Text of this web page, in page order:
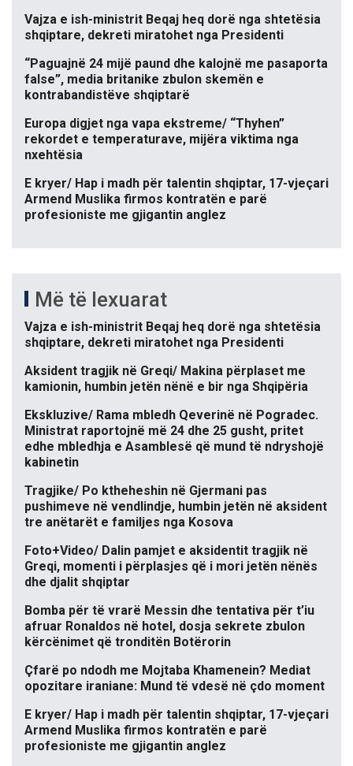
Vajza e ish-ministrit Beqaj heq dorë nga shtetësia
shqiptare, dekreti miratohet nga Presidenti
“Paguajnë 24 mijë paund dhe kalojnë me pasaporta
false”, media britanike zbulon skemën e
kontrabandistëve shqiptarë
Europa digjet nga vapa ekstreme/ “Thyhen”
rekordet e temperaturave, mijëra viktima nga
nxehtësia
E kryer/ Hap i madh për talentin shqiptar, 17-vjeçari
Armend Muslika firmos kontratën e parë
profesioniste me gjigantin anglez
Më të lexuarat
Vajza e ish-ministrit Beqaj heq dorë nga shtetësia
shqiptare, dekreti miratohet nga Presidenti
Aksident tragjik në Greqi/ Makina përplaset me
kamionin, humbin jetën nënë e bir nga Shqipëria
Ekskluzive/ Rama mbledh Qeverinë në Pogradec.
Ministrat raportojnë më 24 dhe 25 gusht, pritet
edhe mbledhja e Asamblesë që mund të ndryshojë
kabinetin
Tragjike/ Po ktheheshin në Gjermani pas
pushimeve në vendlindje, humbin jetën në aksident
tre anëtarët e familjes nga Kosova
Foto+Video/ Dalin pamjet e aksidentit tragjik në
Greqi, momenti i përplasjes që i mori jetën nënës
dhe djalit shqiptar
Bomba për të vrarë Messin dhe tentativa për t’iu
afruar Ronaldos në hotel, dosja sekrete zbulon
kërcënimet që tronditën Botërorin
Çfarë po ndodh me Mojtaba Khamenein? Mediat
opozitare iraniane: Mund të vdesë në çdo moment
E kryer/ Hap i madh për talentin shqiptar, 17-vjeçari
Armend Muslika firmos kontratën e parë
profesioniste me gjigantin anglez